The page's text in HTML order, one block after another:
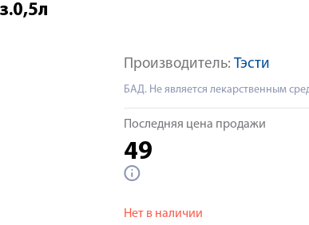
Производитель: Тэсти
БАД. Не является лекарственным
Последняя цена продажи
49
Нет в наличии